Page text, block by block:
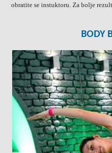
obratite se instuktoru. Za bolje
BODY